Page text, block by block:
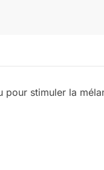
stimuler la